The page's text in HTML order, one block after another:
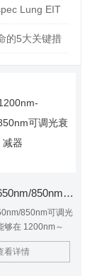
Lung EIT
的5大关键措
1200nm-1650nm/850nm可调光衰减器​
850nm可调光
够在 1200nm～
波长范围内提供
续可调衰减，不会
看详情